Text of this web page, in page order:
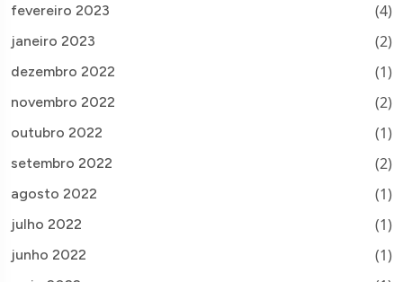
fevereiro 2023 (4)
janeiro 2023 (2)
dezembro 2022 (1)
novembro 2022 (2)
outubro 2022 (1)
setembro 2022 (2)
agosto 2022 (1)
julho 2022 (1)
junho 2022 (1)